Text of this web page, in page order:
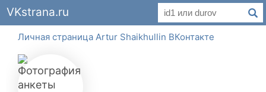
VKstrana.ru
Личная страница Artur Shaikhullin ВКонтакте